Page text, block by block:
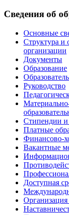
Сведения об
Основные
Структура и
организации
Документы
Образование
Руководство
Стипендии
Платные
Финансово-
Вакантные
Доступная
Организация